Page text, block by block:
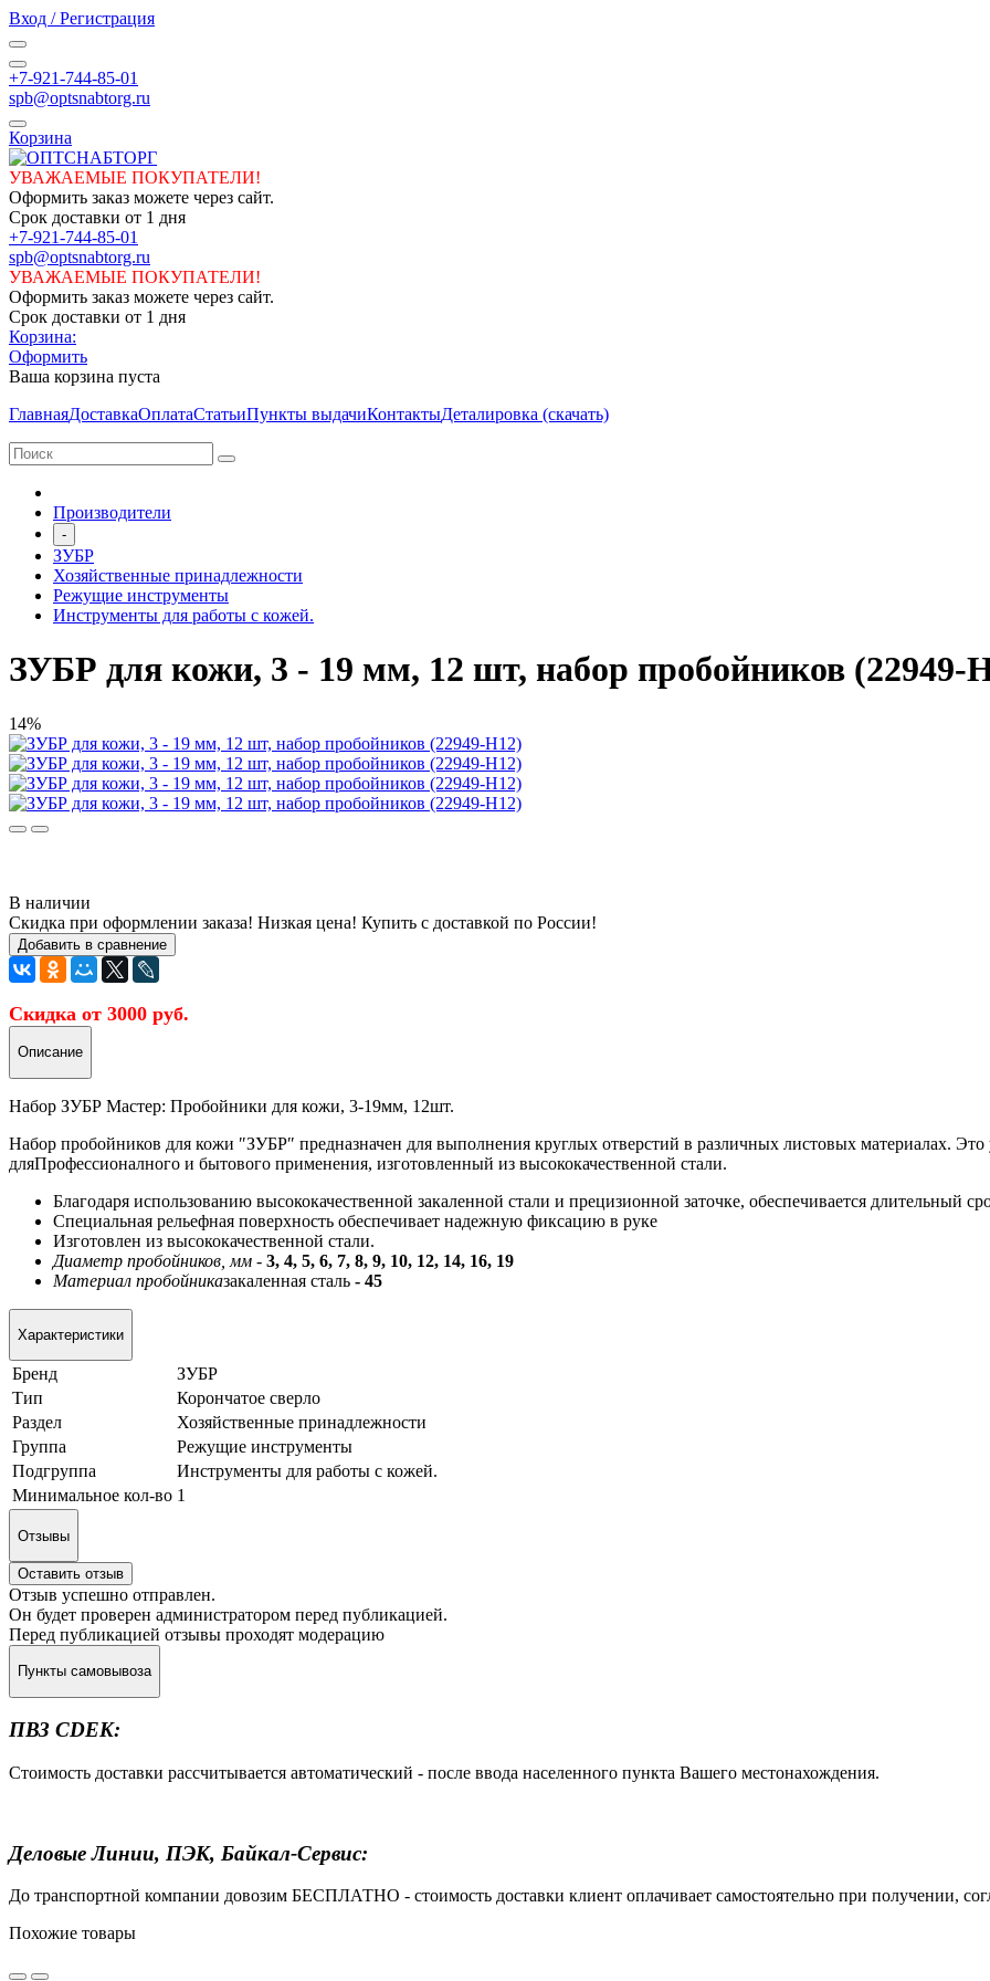
Вход / Регистрация
+7-921-744-85-01
spb@optsnabtorg.ru
Корзина
УВАЖАЕМЫЕ ПОКУПАТЕЛИ!
Оформить заказ можете через сайт.
Срок доставки от 1 дня
+7-921-744-85-01
spb@optsnabtorg.ru
УВАЖАЕМЫЕ ПОКУПАТЕЛИ!
Оформить заказ можете через сайт.
Срок доставки от 1 дня
Корзина:
Оформить
Ваша корзина пуста
ГлавнаяДоставкаОплатаСтатьиПункты выдачиКонтактыДеталировка (скачать)
Производители
-
ЗУБР
Хозяйственные принадлежности
Режущие инструменты
Инструменты для работы с кожей.
ЗУБР для кожи, 3 - 19 мм, 12 шт, набор пробойников (22949-
14%
В наличии
Скидка при оформлении заказа! Низкая цена! Купить с доставкой по России!
Добавить в сравнение
Скидка от 3000 руб.
Описание
Набор ЗУБР Мастер: Пробойники для кожи, 3-19мм, 12шт.
Набор пробойников для кожи ″ЗУБР″ предназначен для выполнения круглых отверстий в различных листовых материалах.
дляПрофессионалного и бытового применения, изготовленный из высококачественной стали.
Благодаря использованию высококачественной закаленной стали и прецизионной заточке, обеспечивается длительный
Специальная рельефная поверхность обеспечивает надежную фиксацию в руке
Изготовлен из высококачественной стали.
Диаметр пробойников, мм - 3, 4, 5, 6, 7, 8, 9, 10, 12, 14, 16, 19
Материал пробойниказакаленная сталь - 45
Характеристики
Бренд
ЗУБР
Тип
Корончатое сверло
Раздел
Хозяйственные принадлежности
Группа
Режущие инструменты
Подгруппа
Инструменты для работы с кожей.
Минимальное кол-во 1
Отзывы
Оставить отзыв
Отзыв успешно отправлен.
Он будет проверен администратором перед публикацией.
Перед публикацией отзывы проходят модерацию
Пункты самовывоза
ПВЗ CDEK:
Стоимость доставки рассчитывается автоматический - после ввода населенного пункта Вашего местонахождения.
Деловые Линии, ПЭК, Байкал-Сервис:
До транспортной компании довозим БЕСПЛАТНО - стоимость доставки клиент оплачивает самостоятельно при получении,
Похожие товары